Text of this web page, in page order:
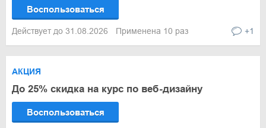
Воспользоваться
Действует до 31.08.2026 Применена 10 раз +1
АКЦИЯ
До 25% скидка на курс по веб-дизайну
Воспользоваться